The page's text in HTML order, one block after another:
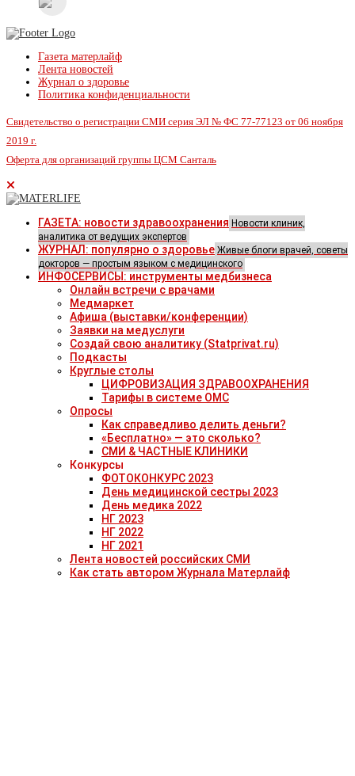
Газета матерлайф
Лента новостей
Журнал о здоровье
Политика конфиденциальности
Свидетельство о регистрации СМИ серия ЭЛ № ФС 77-77123 от 06 ноября
2019 г.
Оферта для организаций группы ЦСМ Санталь
ГАЗЕТА: новости здравоохранения Новости клиник,
аналитика от ведущих экспертов
ЖУРНАЛ: популярно о здоровье Живые блоги врачей, советы
докторов — простым языком с медицинского
ИНФОСЕРВИСЫ: инструменты медбизнеса
Онлайн встречи с врачами
Медмаркет
Афиша (выставки/конференции)
Заявки на медуслуги
Создай свою аналитику (Statprivat.ru)
Подкасты
Круглые столы
ЦИФРОВИЗАЦИЯ ЗДРАВООХРАНЕНИЯ
Тарифы в системе ОМС
Опросы
Как справедливо делить деньги?
«Бесплатно» — это сколько?
СМИ & ЧАСТНЫЕ КЛИНИКИ
Конкурсы
ФОТОКОНКУРС 2023
День медицинской сестры 2023
День медика 2022
НГ 2023
НГ 2022
НГ 2021
Лента новостей российских СМИ
Как стать автором Журнала Матерлайф